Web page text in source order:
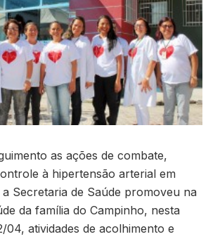
as ações de combate,
à hipertensão arterial em
Secretaria de Saúde promoveu na
da família do Campinho, nesta
04, atividades de acolhimento e